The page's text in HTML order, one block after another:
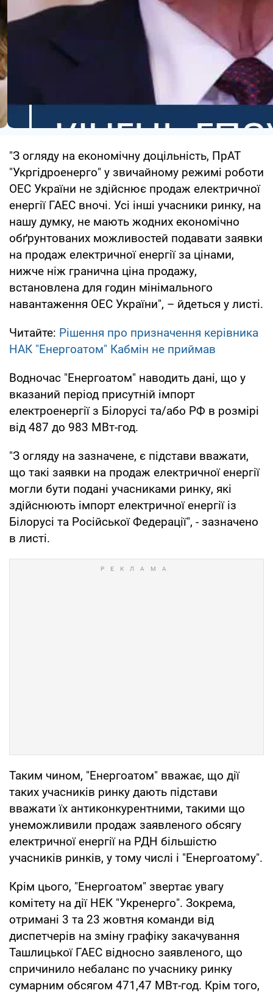
"З огляду на економічну доцільність, ПрАТ
"Укргідроенерго" у звичайному режимі роботи
ОЕС України не здійснює продаж електричної
енергії ГАЕС вночі. Усі інші учасники ринку, на
нашу думку, не мають жодних економічно
обґрунтованих можливостей подавати заявки
на продаж електричної енергії за цінами,
нижче ніж гранична ціна продажу,
встановлена для годин мінімального
навантаження ОЕС України", – йдеться у листі.
Читайте: Рішення про призначення керівника
НАК "Енергоатом" Кабмін не приймав
Водночас "Енергоатом" наводить дані, що у
вказаний період присутній імпорт
електроенергії з Білорусі та/або РФ в розмірі
від 487 до 983 МВт-год.
"З огляду на зазначене, є підстави вважати,
що такі заявки на продаж електричної енергії
могли бути подані учасниками ринку, які
здійснюють імпорт електричної енергії із
Білорусі та Російської Федерації", - зазначено
в листі.
Таким чином, "Енергоатом" вважає, що дії
таких учасників ринку дають підстави
вважати їх антиконкурентними, такими що
унеможливили продаж заявленого обсягу
електричної енергії на РДН більшістю
учасників ринків, у тому числі і "Енергоатому".
Крім цього, "Енергоатом" звертає увагу
комітету на дії НЕК "Укренерго". Зокрема,
отримані 3 та 23 жовтня команди від
диспетчерів на зміну графіку закачування
Ташлицької ГАЕС відносно заявленого, що
спричинило небаланс по учаснику ринку
сумарним обсягом 471,47 МВт-год. Крім того,